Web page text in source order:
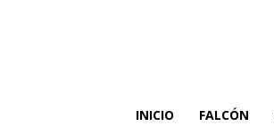
INICIO FALCÓN